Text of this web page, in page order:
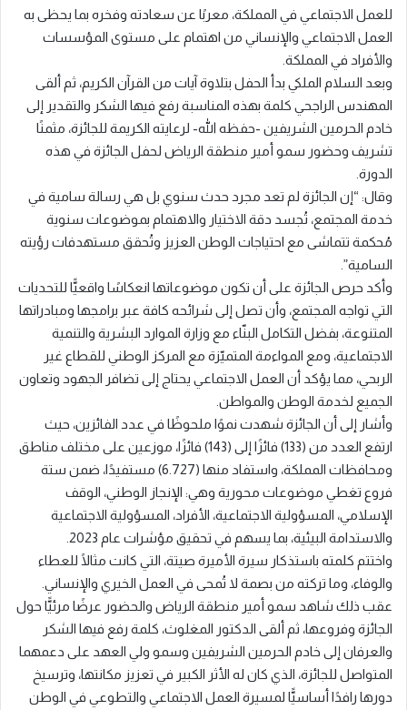
للعمل الاجتماعي في المملكة، معربًا عن سعادته وفخره بما يحظى به
العمل الاجتماعي والإنساني من اهتمام على مستوى المؤسسات
والأفراد في المملكة.
وبعد السلام الملكي بدأ الحفل بتلاوة آيات من القرآن الكريم، ثم ألقى
المهندس الراجحي كلمة بهذه المناسبة رفع فيها الشكر والتقدير إلى
خادم الحرمين الشريفين -حفظه الله- لرعايته الكريمة للجائزة، مثمنًا
تشريف وحضور سمو أمير منطقة الرياض لحفل الجائزة في هذه
الدورة.
وقال: “إن الجائزة لم تعد مجرد حدث سنوي بل هي رسالة سامية في
خدمة المجتمع، تُجسد دقة الاختيار والاهتمام بموضوعات سنوية
مُحكمة تتماشى مع احتياجات الوطن العزيز وتُحقق مستهدفات رؤيته
السامية”.
وأكد حرص الجائزة على أن تكون موضوعاتها انعكاسًا واقعيًّا للتحديات
التي تواجه المجتمع، وأن تصل إلى شرائحه كافة عبر برامجها ومبادراتها
المتنوعة، بفضل التكامل البنّاء مع وزارة الموارد البشرية والتنمية
الاجتماعية، ومع المواءمة المتميّزة مع المركز الوطني للقطاع غير
الربحي، مما يؤكد أن العمل الاجتماعي يحتاج إلى تضافر الجهود وتعاون
الجميع لخدمة الوطن والمواطن.
وأشار إلى أن الجائزة شهدت نموًا ملحوظًا في عدد الفائزين، حيث
ارتفع العدد من (133) فائزًا إلى (143) فائزًا، موزعين على مختلف مناطق
ومحافظات المملكة، واستفاد منها (6.727) مستفيدًا، ضمن ستة
فروع تغطي موضوعات محورية وهي: الإنجاز الوطني، الوقف
الإسلامي، المسؤولية الاجتماعية، الأفراد، المسؤولية الاجتماعية
والاستدامة البيئية، بما يسهم في تحقيق مؤشرات عام 2023.
واختتم كلمته باستذكار سيرة الأميرة صيتة، التي كانت مثالًا للعطاء
والوفاء، وما تركته من بصمة لا تُمحى في العمل الخيري والإنساني.
عقب ذلك شاهد سمو أمير منطقة الرياض والحضور عرضًا مرئيًّا حول
الجائزة وفروعها، ثم ألقى الدكتور المغلوث، كلمة رفع فيها الشكر
والعرفان إلى خادم الحرمين الشريفين وسمو ولي العهد على دعمهما
المتواصل للجائزة، الذي كان له الأثر الكبير في تعزيز مكانتها، وترسيخ
دورها رافدًا أساسيًّا لمسيرة العمل الاجتماعي والتطوعي في الوطن